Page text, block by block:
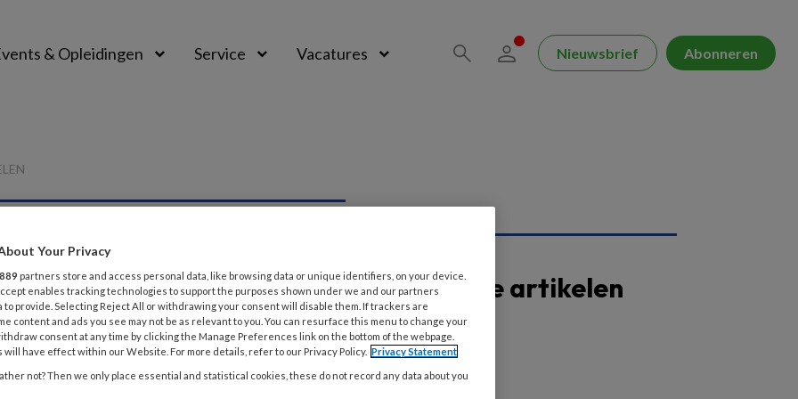
& Opleidingen Service Vacatures Nieuwsbrief Abonneren
auteur
Populaire artikelen
Your Privacy
889 partners store and access personal data, like browsing data or unique identifiers, on your device.
enables tracking technologies to support the purposes shown under we and our partners
to provide. Selecting Reject All or withdrawing your consent will disable them. If trackers are
content and ads you see may not be as relevant to you. You can resurface this menu to change your
consent at any time by clicking the Manage Preferences link on the bottom of the webpage.
will have effect within our Website. For more details, refer to our Privacy Policy. Privacy Statement
not? Then we only place essential and statistical cookies, these do not record any data about you